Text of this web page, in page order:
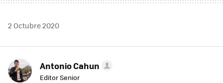
2 Octubre 2020
Antonio Cahun
Editor Senior